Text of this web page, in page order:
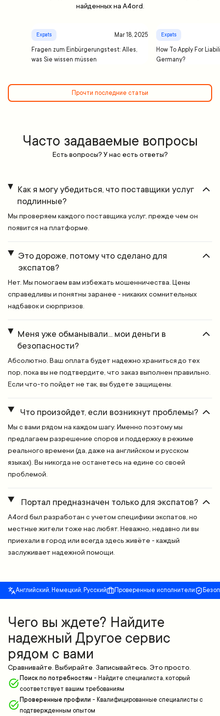
найденных на A4ord.
Expats Mar 18, 2025
Fragen zum Einbürgerungstest: Alles,
was Sie wissen müssen
Expats
How To Apply For
Germany?
Прочти последние статьи
Часто задаваемые вопросы
Есть вопросы? У нас есть ответы?
Как я могу убедиться, что поставщики услуг
подлинные?
Мы проверяем каждого поставщика услуг, прежде чем он
появится на платформе.
Это дороже, потому что сделано для
экспатов?
Нет. Мы помогаем вам избежать мошенничества. Цены
справедливы и понятны заранее - никаких сомнительных
надбавок и сюрпризов.
Меня уже обманывали... мои деньги в
безопасности?
Абсолютно. Ваш оплата будет надежно храниться до тех
пор, пока вы не подтвердите, что заказ выполнен правильно.
Если что-то пойдет не так, вы будете защищены.
Что произойдет, если возникнут проблемы?
Мы с вами рядом на каждом шагу. Именно поэтому мы
предлагаем разрешение споров и поддержку в режиме
реального времени (да, даже на английском и русском
языках). Вы никогда не останетесь на едине со своей
проблемой.
Портал предназначен только для экспатов?
A4ord был разработан с учетом специфики экспатов, но
местные жители тоже нас любят. Неважно, недавно ли вы
приехали в город или всегда здесь живёте - каждый
заслуживает надежной помощи.
Английский, Немецкий, Русский Проверенные исполнители
Чего вы ждете? Найдите
надежный Другое сервис
рядом с вами
Сравнивайте. Выбирайте. Записывайтесь. Это просто.
Поиск по потребностям - Найдите специалиста, который
соответствует вашим требованиям
Проверенные профили - Квалифицированные специалисты с
подтвержденным опытом